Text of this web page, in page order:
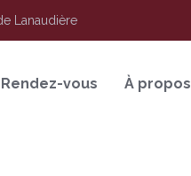
Lanaudière
Rendez-vous À propos